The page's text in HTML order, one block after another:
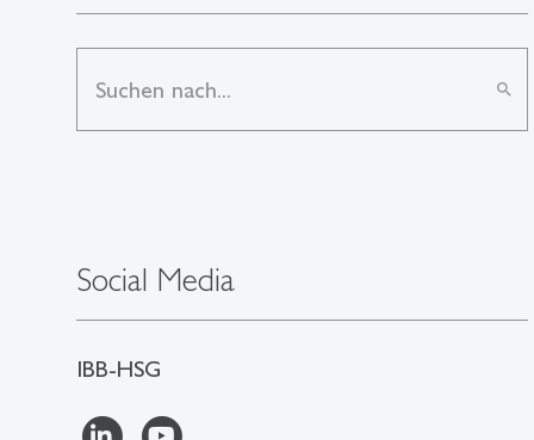
search
Social Media
IBB-HSG